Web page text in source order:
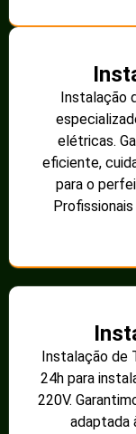
Instalação
elétricas.
eficiente,
para o
Instalação de
24h para
220V.
adaptada